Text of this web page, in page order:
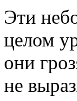
Эти
целом
они
не